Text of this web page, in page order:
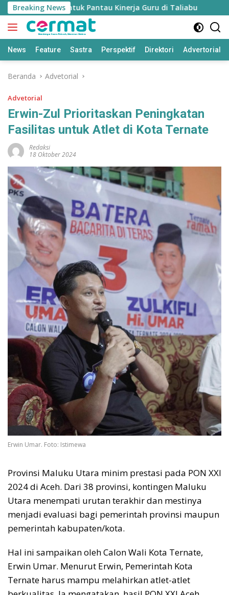
Langsung
ke
konten
Breaking News
Disiapkan untuk Pantau Kinerja Guru di Taliabu
News Feature Sastra Perspektif Direktori Advertorial
Beranda Advetorial
Advetorial
Erwin-Zul Prioritaskan Peningkatan
Fasilitas untuk Atlet di Kota Ternate
Redaksi
18 Oktober 2024
Erwin Umar. Foto: Istimewa
Provinsi Maluku Utara minim prestasi pada PON XXI
2024 di Aceh. Dari 38 provinsi, kontingen Maluku
Utara menempati urutan terakhir dan mestinya
menjadi evaluasi bagi pemerintah provinsi maupun
pemerintah kabupaten/kota.
Hal ini sampaikan oleh Calon Wali Kota Ternate,
Erwin Umar. Menurut Erwin, Pemerintah Kota
Ternate harus mampu melahirkan atlet-atlet